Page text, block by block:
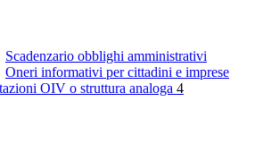
Scadenzario obblighi amministrativi
Oneri informativi per cittadini e imprese
OIV o struttura analoga 4